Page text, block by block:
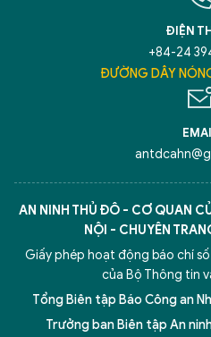
ĐIỆN
+84-24
ĐƯỜNG DÂY
AN NINH THỦ ĐÔ - CƠ QUAN
NỘI - CHUYÊN
Giấy phép hoạt động báo chí số
của Bộ Thông tin
Tổng Biên tập Báo Công an
Trưởng ban Biên tập An